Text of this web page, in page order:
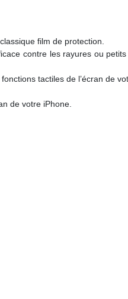
film de protection.
contre les rayures ou
tactiles de l’écran de
de votre iPhone.